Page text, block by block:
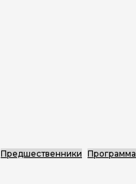
Предшественники
Программа